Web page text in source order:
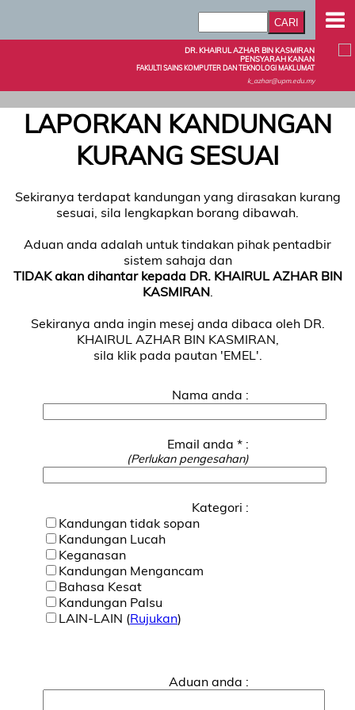
DR. KHAIRUL AZHAR BIN KASMIRAN
PENSYARAH KANAN
FAKULTI SAINS KOMPUTER DAN TEKNOLOGI MAKLUMAT
k_azhar@upm.edu.my
LAPORKAN KANDUNGAN
KURANG SESUAI
Sekiranya terdapat kandungan yang dirasakan kurang
sesuai, sila lengkapkan borang dibawah.
Aduan anda adalah untuk tindakan pihak pentadbir
sistem sahaja dan
TIDAK akan dihantar kepada DR. KHAIRUL AZHAR BIN
KASMIRAN.
Sekiranya anda ingin mesej anda dibaca oleh DR.
KHAIRUL AZHAR BIN KASMIRAN,
sila klik pada pautan 'EMEL'.
Nama anda :
Email anda * :
(Perlukan pengesahan)
Kategori :
Kandungan tidak sopan
Kandungan Lucah
Keganasan
Kandungan Mengancam
Bahasa Kesat
Kandungan Palsu
LAIN-LAIN (Rujukan)
Aduan anda :